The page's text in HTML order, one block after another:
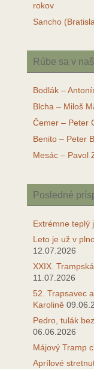
rokov
Sancho
Rúbe sa v
Bodlák –
Blcha – Miloš
Čemer – Peter
Benito – Peter
Mesác – Pavol
Posledné
Extrémne teplý
Leto je už v
12.07.2026
XXIX.
11.07.2026
52. Trapsavec
Karolině
Pedro, tulák
06.06.2026
Májový Tramp
Aprílové